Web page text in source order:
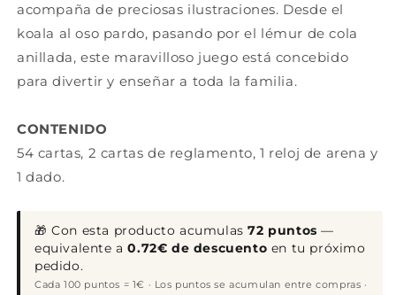
acompaña de preciosas ilustraciones. Desde el
koala al oso pardo, pasando por el lémur de cola
anillada, este maravilloso juego está concebido
para divertir y enseñar a toda la familia.
CONTENIDO
54 cartas, 2 cartas de reglamento, 1 reloj de arena y
1 dado.
🎁 Con esta producto acumulas72 puntos —
equivalente a0.72€ de descuento en tu próximo
pedido.
Cada 100 puntos = 1€ · Los puntos se acumulan entre compras ·